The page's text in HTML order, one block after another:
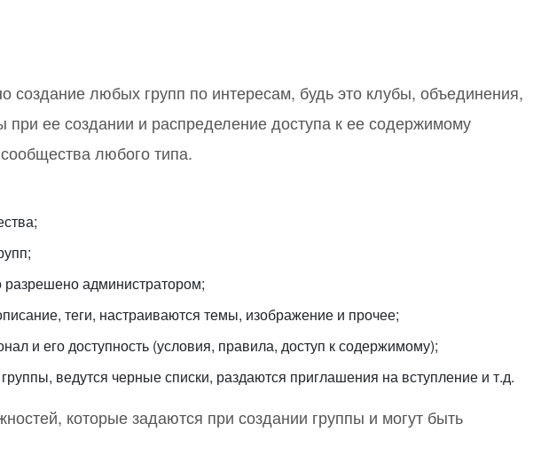
создание любых групп по интересам, будь это клубы, объединения,
при ее создании и распределение доступа к ее содержимому
любого типа.
разрешено администратором;
теги, настраиваются темы, изображение и прочее;
и его доступность (условия, правила, доступ к содержимому);
ведутся черные списки, раздаются приглашения на вступление и т.д.
которые задаются при создании группы и могут быть